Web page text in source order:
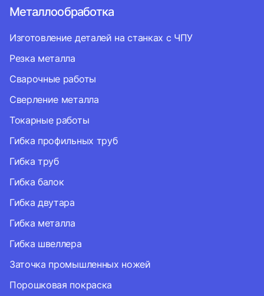
Металлообработка
Изготовление деталей на станках с ЧПУ
Резка металла
Сварочные работы
Сверление металла
Токарные работы
Гибка профильных труб
Гибка труб
Гибка балок
Гибка двутара
Гибка металла
Гибка швеллера
Заточка промышленных ножей
Порошковая покраска